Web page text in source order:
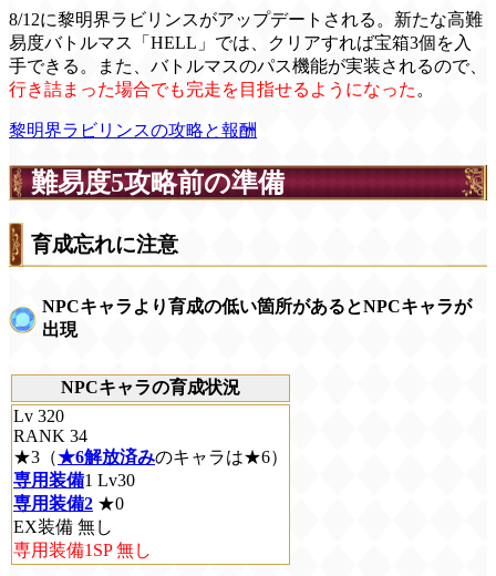
8/12に黎明界ラビリンスがアップデートされる。新たな高難
易度バトルマス「HELL」では、クリアすれば宝箱3個を入
手できる。また、バトルマスのパス機能が実装されるので、
行き詰まった場合でも完走を目指せるようになった 。
黎明界ラビリンスの攻略と報酬
難易度5攻略前の準備
育成忘れに注意
NPCキャラより育成の低い箇所があるとNPCキャラが
出現
NPCキャラの育成状況
Lv 320
RANK 34
★3（★6解放済みのキャラは★6）
専用装備1 Lv30
専用装備2 ★0
EX装備 無し
専用装備1SP 無し